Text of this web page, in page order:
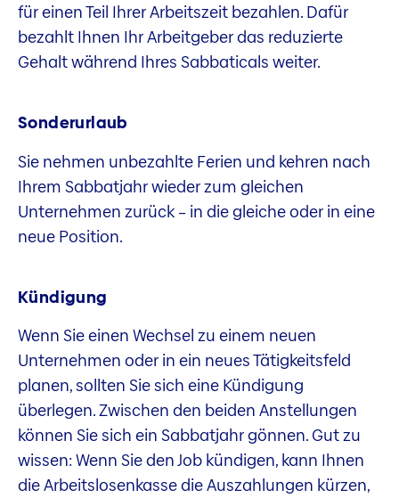
für einen Teil Ihrer Arbeitszeit bezahlen. Dafür
bezahlt Ihnen Ihr Arbeitgeber das reduzierte
Gehalt während Ihres Sabbaticals weiter.
Sonderurlaub
Sie nehmen unbezahlte Ferien und kehren nach
Ihrem Sabbatjahr wieder zum gleichen
Unternehmen zurück – in die gleiche oder in eine
neue Position.
Kündigung
Wenn Sie einen Wechsel zu einem neuen
Unternehmen oder in ein neues Tätigkeitsfeld
planen, sollten Sie sich eine Kündigung
überlegen. Zwischen den beiden Anstellungen
können Sie sich ein Sabbatjahr gönnen. Gut zu
wissen: Wenn Sie den Job kündigen, kann Ihnen
die Arbeitslosenkasse die Auszahlungen kürzen,